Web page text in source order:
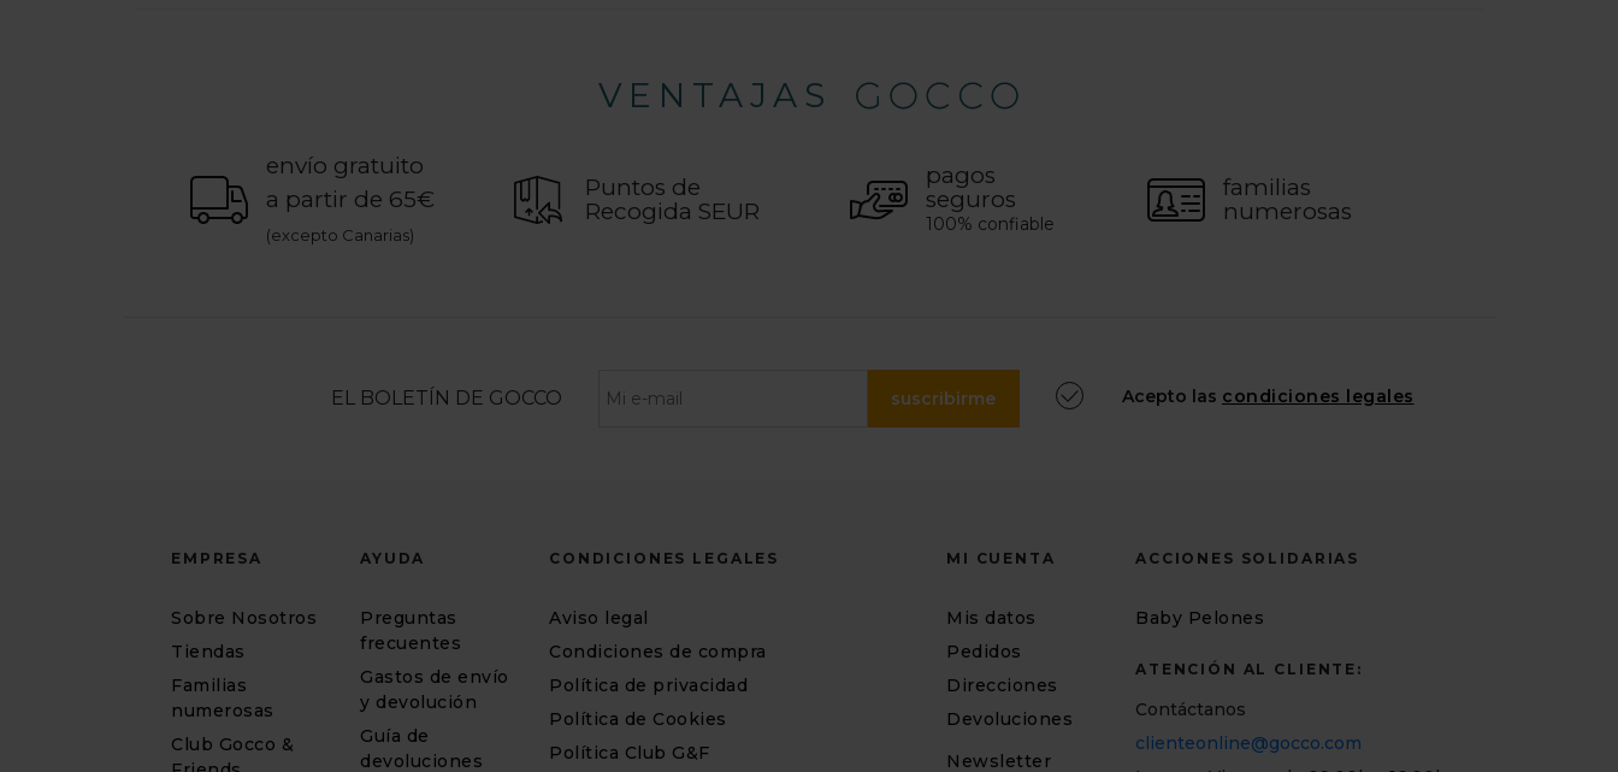
VENTAJAS
envío gratuito
a partir de 65€
(excepto Canarias)
Puntos de
Recogida SEUR
pagos
seguros
100% confiable
familias
numerosas
EL BOLETÍN DE GOCCO suscribirme Acepto las condiciones legales
EMPRESA
Sobre Nosotros
Tiendas
Familias
numerosas
Club Gocco &
AYUDA
Preguntas
frecuentes
Gastos de envío
y devolución
Guía de
devoluciones
CONDICIONES LEGALES
Aviso legal
Condiciones de compra
Política de privacidad
Política de Cookies
Política Club G&F
MI CUENTA
Mis datos
Pedidos
Direcciones
Devoluciones
Newsletter
ACCIONES SOLIDARIAS
Baby Pelones
ATENCIÓN AL CLIENTE:
Contáctanos
clienteonline@gocco.com